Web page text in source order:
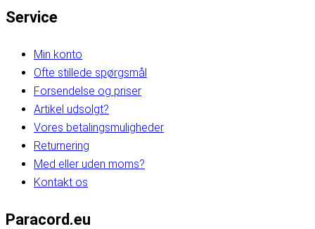
Service
Min konto
Ofte stillede spørgsmål
Forsendelse og priser
Artikel udsolgt?
Vores betalingsmuligheder
Returnering
Med eller uden moms?
Kontakt os
Paracord.eu